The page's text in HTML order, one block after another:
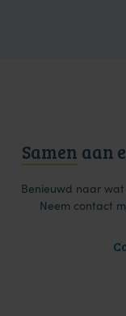
Samen aan
Benieuwd naar
Neem contact